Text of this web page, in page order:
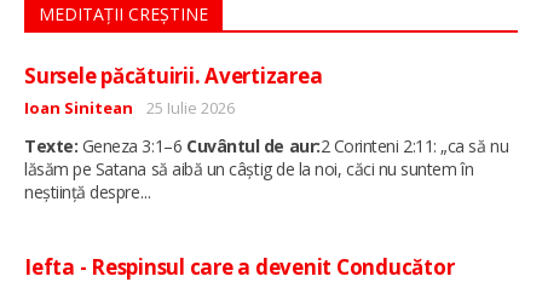
MEDITAȚII CREȘTINE
Sursele păcătuirii. Avertizarea
Detalii
Ioan Sinitean 25 Iulie 2026
Texte: Geneza 3:1–6 Cuvântul de aur:2 Corinteni 2:11: „ca să nu
lăsăm pe Satana să aibă un câștig de la noi, căci nu suntem în
neștiință despre...
Iefta - Respinsul care a devenit Conducător